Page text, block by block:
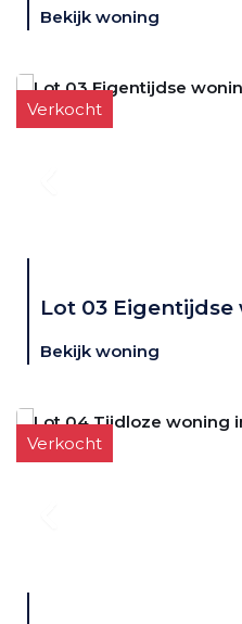
Bekijk woning
Verkocht
Lot 03
Bekijk woning
Verkocht